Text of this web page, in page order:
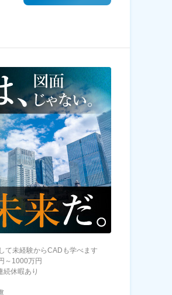
て未経験からCADも学べます
～1000万円
続休暇あり